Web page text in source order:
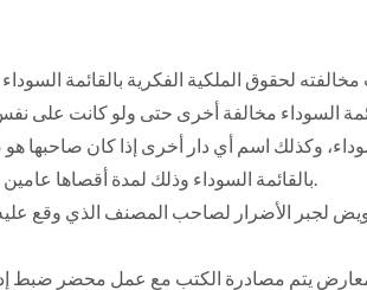
السوداء مخالفة أخرى حتى ولو كانت على
وكذلك اسم أي دار أخرى إذا كان صاحبها
بالقائمة السوداء وذلك لمدة أقصاها عامين من تاريخ صدور قرار الإدانة.
لجبر الأضرار لصاحب المصنف الذي وقع
يتم مصادرة الكتب مع عمل محضر ضبط